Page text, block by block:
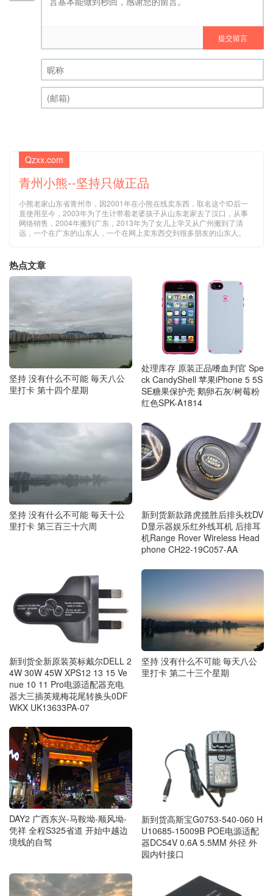
提交留言
昵称 (必填)
Qzxx.com
青州小熊--坚持只做正品
小熊老家山东省青州市，因2001年在小熊在线卖东西，取名这个ID后一
直使用至今，2003年为了生计带着老婆孩子从山东老家去了汉口，从事
网络销售，2004年搬到广东，2013年为了女儿上学又从广州搬到了清
远，一个在广东的山东人，一个在网上卖东西交到很多朋友的山东人。
热点文章
坚持 没有什么不可能 毎天八公
里打卡 第十四个星期
处理库存 原装正品嗜血判官 Spe
ck CandyShell 苹果iPhone 5 5S
SE糖果保护壳 鹅卵石灰/树莓粉
红色SPK-A1814
坚持 没有什么不可能 毎天十公
里打卡 第三百三十六周
新到货新款路虎揽胜后排头枕DV
D显示器娱乐红外线耳机 后排耳
机Range Rover Wireless Head
phone CH22-19C057-AA
新到货全新原装英标戴尔DELL 2
4W 30W 45W XPS12 13 15 Ve
nue 10 11 Pro电源适配器充电
器大三插英规梅花尾转换头0DF
WKX UK13633PA-07
坚持 没有什么不可能 毎天八公
里打卡 第二十三个星期
DAY2 广西东兴-马鞍坳-顺风坳-
凭祥 全程S325省道 开始中越边
境线的自驾
新到货高斯宝G0753-540-060 H
U10685-15009B POE电源适配
器DC54V 0.6A 5.5MM 外径 外
园内针接口